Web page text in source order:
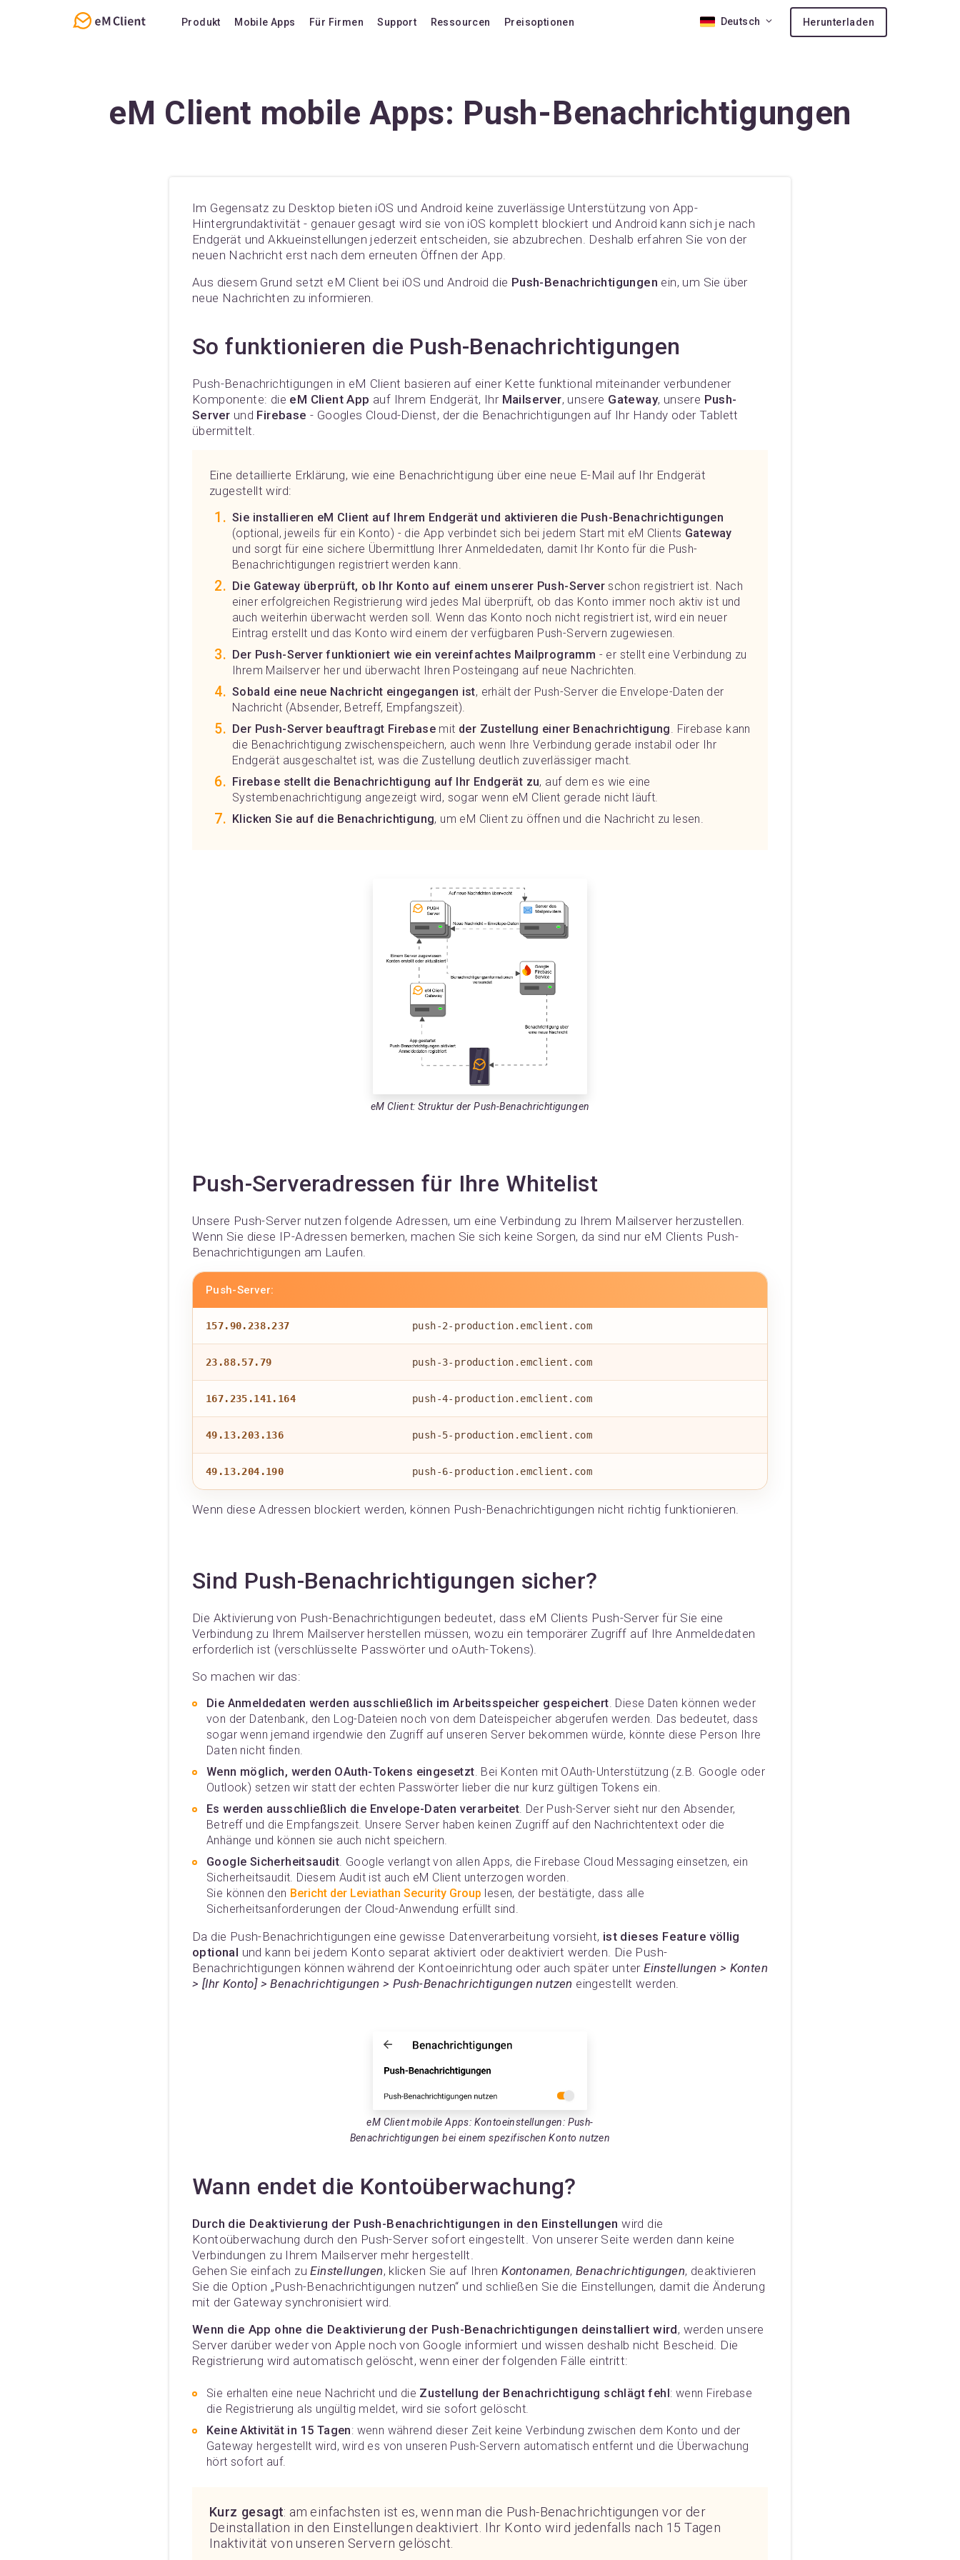
Produkt
Kalender und Aufgaben
Mobile Apps
Häufig gestellte Fragen
Für Firmen Support Ressourcen
Nutzerforum
Kompatibilität
Konkurrenzvergleich
Preisoptionen
Lebenslange Upgrades
Zusätzliches KI-Guthaben kaufen
Deutsch Herunterladen
eM Client mobile Apps: Push-Benachrichtigungen
Im Gegensatz zu Desktop bieten iOS und Android keine zuverlässige Unterstützung von App-
Hintergrundaktivität - genauer gesagt wird sie von iOS komplett blockiert und Android kann sich je nach
Endgerät und Akkueinstellungen jederzeit entscheiden, sie abzubrechen. Deshalb erfahren Sie von der
neuen Nachricht erst nach dem erneuten Öffnen der App.
Aus diesem Grund setzt eM Client bei iOS und Android die Push-Benachrichtigungen ein, um Sie über
neue Nachrichten zu informieren.
So funktionieren die Push-Benachrichtigungen
Push-Benachrichtigungen in eM Client basieren auf einer Kette funktional miteinander verbundener
Komponente: die eM Client App auf Ihrem Endgerät, Ihr Mailserver, unsere Gateway, unsere Push-
Server und Firebase - Googles Cloud-Dienst, der die Benachrichtigungen auf Ihr Handy oder Tablett
übermittelt.
Eine detaillierte Erklärung, wie eine Benachrichtigung über eine neue E-Mail auf Ihr Endgerät
zugestellt wird:
Sie installieren eM Client auf Ihrem Endgerät und aktivieren die Push-Benachrichtigungen
(optional, jeweils für ein Konto) - die App verbindet sich bei jedem Start mit eM Clients Gateway
und sorgt für eine sichere Übermittlung Ihrer Anmeldedaten, damit Ihr Konto für die Push-
Benachrichtigungen registriert werden kann.
Die Gateway überprüft, ob Ihr Konto auf einem unserer Push-Server schon registriert ist. Nach
einer erfolgreichen Registrierung wird jedes Mal überprüft, ob das Konto immer noch aktiv ist und
auch weiterhin überwacht werden soll. Wenn das Konto noch nicht registriert ist, wird ein neuer
Eintrag erstellt und das Konto wird einem der verfügbaren Push-Servern zugewiesen.
Der Push-Server funktioniert wie ein vereinfachtes Mailprogramm - er stellt eine Verbindung zu
Ihrem Mailserver her und überwacht Ihren Posteingang auf neue Nachrichten.
Sobald eine neue Nachricht eingegangen ist, erhält der Push-Server die Envelope-Daten der
Nachricht (Absender, Betreff, Empfangszeit).
Der Push-Server beauftragt Firebase mit der Zustellung einer Benachrichtigung. Firebase kann
die Benachrichtigung zwischenspeichern, auch wenn Ihre Verbindung gerade instabil oder Ihr
Endgerät ausgeschaltet ist, was die Zustellung deutlich zuverlässiger macht.
Firebase stellt die Benachrichtigung auf Ihr Endgerät zu, auf dem es wie eine
Systembenachrichtigung angezeigt wird, sogar wenn eM Client gerade nicht läuft.
Klicken Sie auf die Benachrichtigung, um eM Client zu öffnen und die Nachricht zu lesen.
eM Client: Struktur der Push-Benachrichtigungen
Push-Serveradressen für Ihre Whitelist
Unsere Push-Server nutzen folgende Adressen, um eine Verbindung zu Ihrem Mailserver herzustellen.
Wenn Sie diese IP-Adressen bemerken, machen Sie sich keine Sorgen, da sind nur eM Clients Push-
Benachrichtigungen am Laufen.
Push-Server:
157.90.238.237 push-2-production.emclient.com
23.88.57.79 push-3-production.emclient.com
167.235.141.164 push-4-production.emclient.com
49.13.203.136 push-5-production.emclient.com
49.13.204.190 push-6-production.emclient.com
Wenn diese Adressen blockiert werden, können Push-Benachrichtigungen nicht richtig funktionieren.
Sind Push-Benachrichtigungen sicher?
Die Aktivierung von Push-Benachrichtigungen bedeutet, dass eM Clients Push-Server für Sie eine
Verbindung zu Ihrem Mailserver herstellen müssen, wozu ein temporärer Zugriff auf Ihre Anmeldedaten
erforderlich ist (verschlüsselte Passwörter und oAuth-Tokens).
So machen wir das:
Die Anmeldedaten werden ausschließlich im Arbeitsspeicher gespeichert. Diese Daten können weder
von der Datenbank, den Log-Dateien noch von dem Dateispeicher abgerufen werden. Das bedeutet, dass
sogar wenn jemand irgendwie den Zugriff auf unseren Server bekommen würde, könnte diese Person Ihre
Daten nicht finden.
Wenn möglich, werden OAuth-Tokens eingesetzt. Bei Konten mit OAuth-Unterstützung (z.B. Google oder
Outlook) setzen wir statt der echten Passwörter lieber die nur kurz gültigen Tokens ein.
Es werden ausschließlich die Envelope-Daten verarbeitet. Der Push-Server sieht nur den Absender,
Betreff und die Empfangszeit. Unsere Server haben keinen Zugriff auf den Nachrichtentext oder die
Anhänge und können sie auch nicht speichern.
Google Sicherheitsaudit. Google verlangt von allen Apps, die Firebase Cloud Messaging einsetzen, ein
Sicherheitsaudit. Diesem Audit ist auch eM Client unterzogen worden.
Sie können den Bericht der Leviathan Security Group lesen, der bestätigte, dass alle
Sicherheitsanforderungen der Cloud-Anwendung erfüllt sind.
Da die Push-Benachrichtigungen eine gewisse Datenverarbeitung vorsieht, ist dieses Feature völlig
optional und kann bei jedem Konto separat aktiviert oder deaktiviert werden. Die Push-
Benachrichtigungen können während der Kontoeinrichtung oder auch später unterEinstellungen > Konten
> [Ihr Konto] > Benachrichtigungen > Push-Benachrichtigungen nutzen eingestellt werden.
eM Client mobile Apps: Kontoeinstellungen: Push-
Benachrichtigungen bei einem spezifischen Konto nutzen
Wann endet die Kontoüberwachung?
Durch die Deaktivierung der Push-Benachrichtigungen in den Einstellungen wird die
Kontoüberwachung durch den Push-Server sofort eingestellt. Von unserer Seite werden dann keine
Verbindungen zu Ihrem Mailserver mehr hergestellt.
Gehen Sie einfach zuEinstellungen, klicken Sie auf IhrenKontonamen,Benachrichtigungen, deaktivieren
Sie die Option „Push-Benachrichtigungen nutzen“ und schließen Sie die Einstellungen, damit die Änderung
mit der Gateway synchronisiert wird.
Wenn die App ohne die Deaktivierung der Push-Benachrichtigungen deinstalliert wird, werden unsere
Server darüber weder von Apple noch von Google informiert und wissen deshalb nicht Bescheid. Die
Registrierung wird automatisch gelöscht, wenn einer der folgenden Fälle eintritt:
Sie erhalten eine neue Nachricht und die Zustellung der Benachrichtigung schlägt fehl: wenn Firebase
die Registrierung als ungültig meldet, wird sie sofort gelöscht.
Keine Aktivität in 15 Tagen: wenn während dieser Zeit keine Verbindung zwischen dem Konto und der
Gateway hergestellt wird, wird es von unseren Push-Servern automatisch entfernt und die Überwachung
hört sofort auf.
Kurz gesagt: am einfachsten ist es, wenn man die Push-Benachrichtigungen vor der
Deinstallation in den Einstellungen deaktiviert. Ihr Konto wird jedenfalls nach 15 Tagen
Inaktivität von unseren Servern gelöscht.